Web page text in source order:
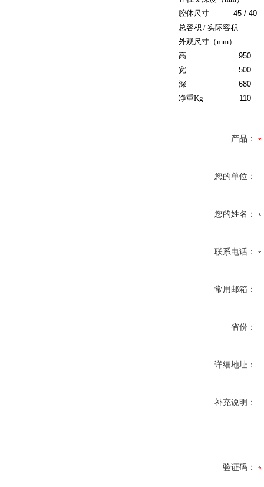
腔体尺寸
45 / 40
总容积 / 实际容积
外观尺寸（mm）
高
950
宽
500
深
680
净重Kg
110
产品：
您的单位：
您的姓名：
联系电话：
常用邮箱：
省份：
详细地址：
补充说明：
验证码：